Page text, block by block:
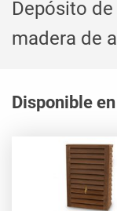
Depósito
madera de
Disponible